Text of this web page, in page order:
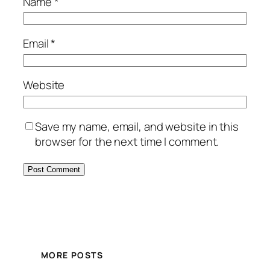
Email*
Website
Save my name, email, and website in this
browser for the next time I comment.
MORE POSTS